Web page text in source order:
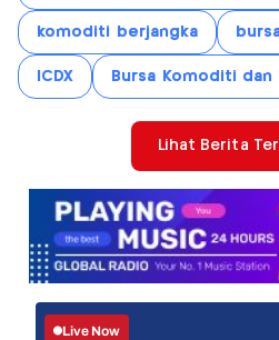
komoditi berjangka
ICDX Bursa Komoditi
Lihat Berita
Live Now